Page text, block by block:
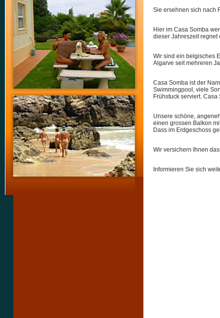
Sie ersehnen sich nach
Hier im Casa Somba
dieser Jahreszeit regnet
Wir sind ein belgisches
Algarve seit mehreren
Casa Somba ist der
Swimmingpool, viele
Frühstuck serviert.
Unsere schöne,
einen grossen Balkon
Dass im Erdgeschoss
Wir versichern Ihnen
Informieren Sie sich